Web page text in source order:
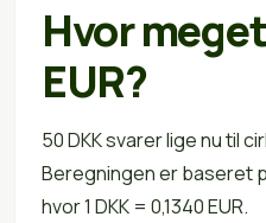
Hvor
EUR?
50 DKK svarer lige nu til
Beregningen er baseret
hvor 1 DKK = 0,1340 EUR.